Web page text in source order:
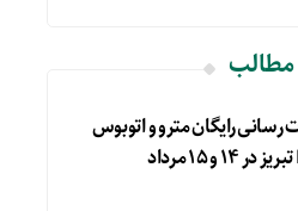
رایگان مترو و اتوبوس